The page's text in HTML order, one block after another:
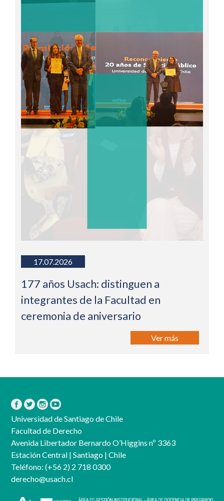
17.07.2026
177 años Usach: distinguen a
integrantes de la Facultad en
ceremonia de aniversario
Ver más
Universidad de Santiago de Chile
Facultad de Derecho
Avenida Libertador Bernardo O’Higgins nº 3363
Estación Central | Santiago | Chile
Teléfono: (+56 2) 2 718 0300
derecho@usach.cl